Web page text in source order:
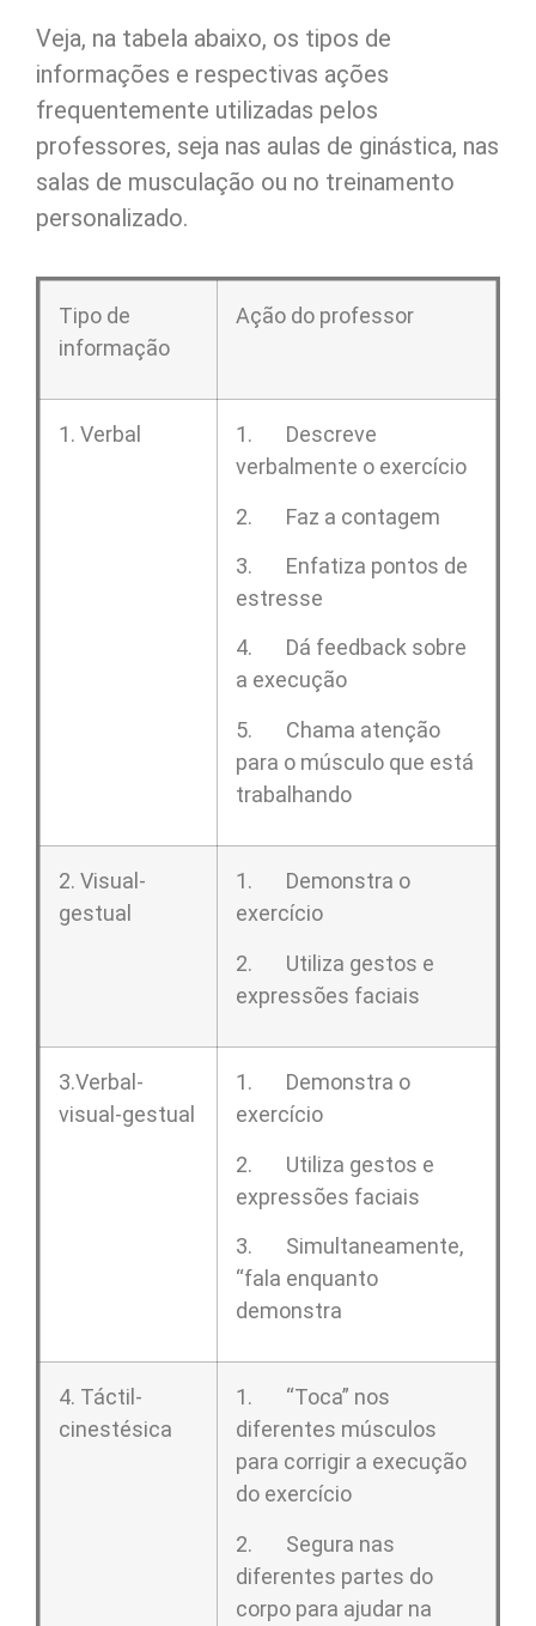
Veja, na tabela abaixo, os tipos de
informações e respectivas ações
frequentemente utilizadas pelos
professores, seja nas aulas de ginástica, nas
salas de musculação ou no treinamento
personalizado.
Tipo de
informação
Ação do professor
1. Verbal
1. Descreve
verbalmente o exercício
2. Faz a contagem
3. Enfatiza pontos de
estresse
4. Dá feedback sobre
a execução
5. Chama atenção
para o músculo que está
trabalhando
2. Visual-
gestual
1. Demonstra o
exercício
2. Utiliza gestos e
expressões faciais
3.Verbal-
visual-gestual
1. Demonstra o
exercício
2. Utiliza gestos e
expressões faciais
3. Simultaneamente,
“fala enquanto
demonstra
4. Táctil-
cinestésica
1. “Toca” nos
diferentes músculos
para corrigir a execução
do exercício
2. Segura nas
diferentes partes do
corpo para ajudar na